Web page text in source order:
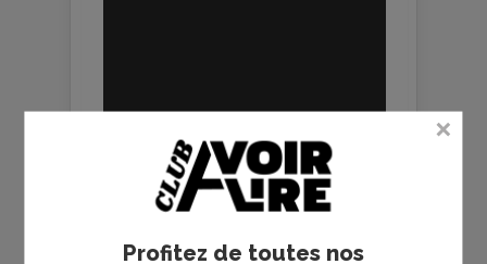
Profitez de toutes nos